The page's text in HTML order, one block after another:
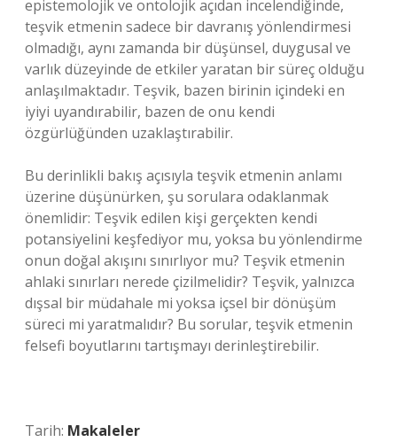
epistemolojik ve ontolojik açıdan incelendiğinde,
teşvik etmenin sadece bir davranış yönlendirmesi
olmadığı, aynı zamanda bir düşünsel, duygusal ve
varlık düzeyinde de etkiler yaratan bir süreç olduğu
anlaşılmaktadır. Teşvik, bazen birinin içindeki en
iyiyi uyandırabilir, bazen de onu kendi
özgürlüğünden uzaklaştırabilir.
Bu derinlikli bakış açısıyla teşvik etmenin anlamı
üzerine düşünürken, şu sorulara odaklanmak
önemlidir: Teşvik edilen kişi gerçekten kendi
potansiyelini keşfediyor mu, yoksa bu yönlendirme
onun doğal akışını sınırlıyor mu? Teşvik etmenin
ahlaki sınırları nerede çizilmelidir? Teşvik, yalnızca
dışsal bir müdahale mi yoksa içsel bir dönüşüm
süreci mi yaratmalıdır? Bu sorular, teşvik etmenin
felsefi boyutlarını tartışmayı derinleştirebilir.
Tarih: Makaleler